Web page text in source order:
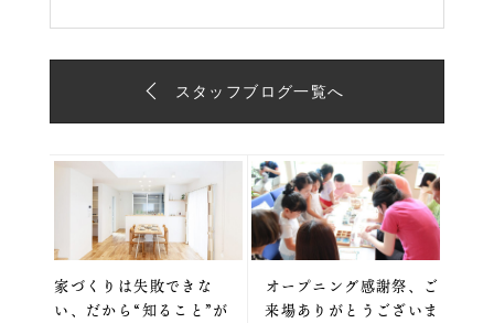
スタッフブログ一覧へ
家づくりは失敗できな
い、だから“知ること”が
オープニング感謝祭、ご
来場ありがとうございま